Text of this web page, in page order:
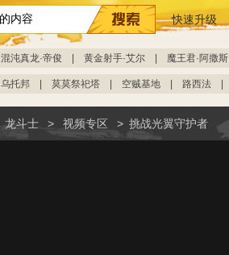
快速升级
混沌真龙·帝俊 黄金射手·艾尔 魔王君·阿撒斯
乌托邦 莫莫祭祀塔 空贼基地 路西法
龙斗士 > 视频专区 > 挑战光翼守护者